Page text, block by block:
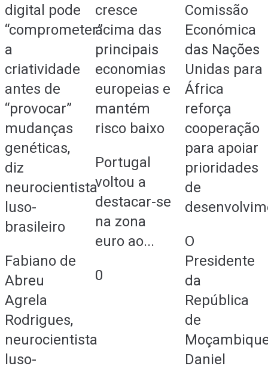
digital pode
“comprometer”
a
criatividade
antes de
“provocar”
mudanças
genéticas,
diz
neurocientista
luso-
brasileiro
Fabiano de
Abreu
Agrela
Rodrigues,
neurocientista
luso-
cresce
acima das
principais
economias
europeias e
mantém
risco baixo
Portugal
voltou a
destacar-se
na zona
euro ao...
0
Comissão
Económica
das Nações
Unidas para
África
reforça
cooperação
para apoiar
prioridades
de
O
Presidente
da
República
de
Daniel